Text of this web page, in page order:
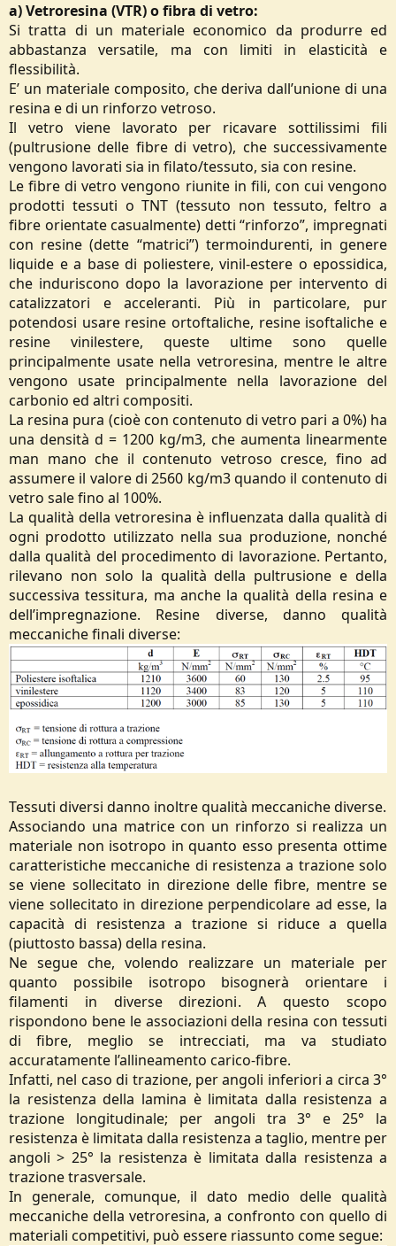
a) Vetroresina (VTR) o fibra di vetro:
Si tratta di un materiale economico da produrre ed
abbastanza versatile, ma con limiti in elasticità e
flessibilità.
E’ un materiale composito, che deriva dall’unione di una
resina e di un rinforzo vetroso.
Il vetro viene lavorato per ricavare sottilissimi fili
(pultrusione delle fibre di vetro), che successivamente
vengono lavorati sia in filato/tessuto, sia con resine.
Le fibre di vetro vengono riunite in fili, con cui vengono
prodotti tessuti o TNT (tessuto non tessuto, feltro a
fibre orientate casualmente) detti “rinforzo”, impregnati
con resine (dette “matrici”) termoindurenti, in genere
liquide e a base di poliestere, vinil-estere o epossidica,
che induriscono dopo la lavorazione per intervento di
catalizzatori e acceleranti. Più in particolare, pur
potendosi usare resine ortoftaliche, resine isoftaliche e
resine vinilestere, queste ultime sono quelle
principalmente usate nella vetroresina, mentre le altre
vengono usate principalmente nella lavorazione del
carbonio ed altri compositi.
La resina pura (cioè con contenuto di vetro pari a 0%) ha
una densità d = 1200 kg/m3, che aumenta linearmente
man mano che il contenuto vetroso cresce, fino ad
assumere il valore di 2560 kg/m3 quando il contenuto di
vetro sale fino al 100%.
La qualità della vetroresina è influenzata dalla qualità di
ogni prodotto utilizzato nella sua produzione, nonché
dalla qualità del procedimento di lavorazione. Pertanto,
rilevano non solo la qualità della pultrusione e della
successiva tessitura, ma anche la qualità della resina e
dell’impregnazione. Resine diverse, danno qualità
meccaniche finali diverse:
Tessuti diversi danno inoltre qualità meccaniche diverse.
Associando una matrice con un rinforzo si realizza un
materiale non isotropo in quanto esso presenta ottime
caratteristiche meccaniche di resistenza a trazione solo
se viene sollecitato in direzione delle fibre, mentre se
viene sollecitato in direzione perpendicolare ad esse, la
capacità di resistenza a trazione si riduce a quella
(piuttosto bassa) della resina.
Ne segue che, volendo realizzare un materiale per
quanto possibile isotropo bisognerà orientare i
filamenti in diverse direzioni. A questo scopo
rispondono bene le associazioni della resina con tessuti
di fibre, meglio se intrecciati, ma va studiato
accuratamente l’allineamento carico-fibre.
Infatti, nel caso di trazione, per angoli inferiori a circa 3°
la resistenza della lamina è limitata dalla resistenza a
trazione longitudinale; per angoli tra 3° e 25° la
resistenza è limitata dalla resistenza a taglio, mentre per
angoli > 25° la resistenza è limitata dalla resistenza a
trazione trasversale.
In generale, comunque, il dato medio delle qualità
meccaniche della vetroresina, a confronto con quello di
materiali competitivi, può essere riassunto come segue: